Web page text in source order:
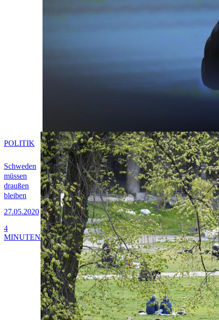
Schweden
müssen
draußen
bleiben
27.05.2020
POLITIK
4
MINUTEN